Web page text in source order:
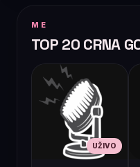
ME
TOP 20 CRNA
UŽIVO